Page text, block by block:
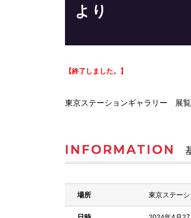
より
【終了しました。】
東京ステーションギャラリー 展
INFORMATION
場所 東京ステー